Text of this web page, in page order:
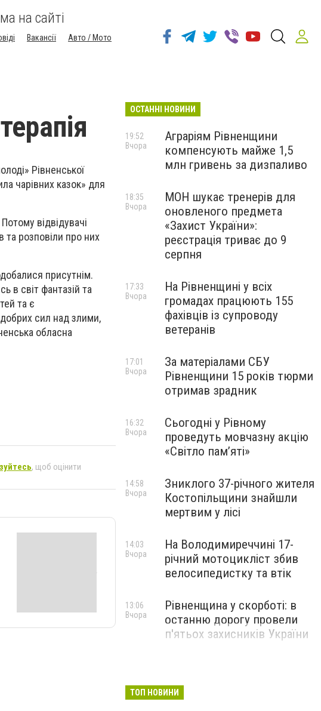
на сайті
Вакансії
Авто / Мото
Рівненської
чарівних казок» для
відвідувачі
та розповіли про них
присутнім.
в світ фантазій та
та є
сил над злими,
обласна
, щоб оцінити
ОСТАННІ НОВИНИ
Аграріям Рівненщини
компенсують майже 1,5
млн гривень за дизпаливо
19:52
Вчора
МОН шукає тренерів для
оновленого предмета
«Захист України»:
реєстрація триває до 9
серпня
18:35
Вчора
На Рівненщині у всіх
громадах працюють 155
фахівців із супроводу
ветеранів
17:33
Вчора
За матеріалами СБУ
Рівненщини 15 років тюрми
отримав зрадник
17:01
Вчора
Сьогодні у Рівному
проведуть мовчазну акцію
«Світло пам’яті»
16:32
Вчора
Зниклого 37-річного жителя
Костопільщини знайшли
мертвим у лісі
14:58
Вчора
На Володимиреччині 17-
річний мотоцикліст збив
велосипедистку та втік
14:03
Вчора
Рівненщина у скорботі: в
останню дорогу провели
п'ятьох захисників України
13:06
Вчора
ТОП НОВИНИ